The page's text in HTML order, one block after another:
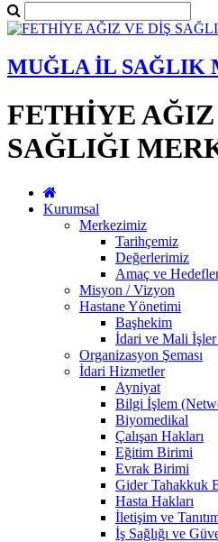
MUĞLA İL SAĞLIK
FETHİYE AĞIZ
SAĞLIĞI
Kurumsal
Merkezimiz
Tarihçemiz
Değerlerimiz
Amaç ve
Misyon / Vizyon
Hastane Yönetimi
Başhekim
İdari ve Mali
Organizasyon Şeması
İdari Hizmetler
Ayniyat
Bilgi İşlem
Biyomedikal
Çalışan Hakları
Eğitim Birimi
Evrak Birimi
Gider Tahakkuk
Hasta Hakları
İletişim ve
İş Sağlığı ve